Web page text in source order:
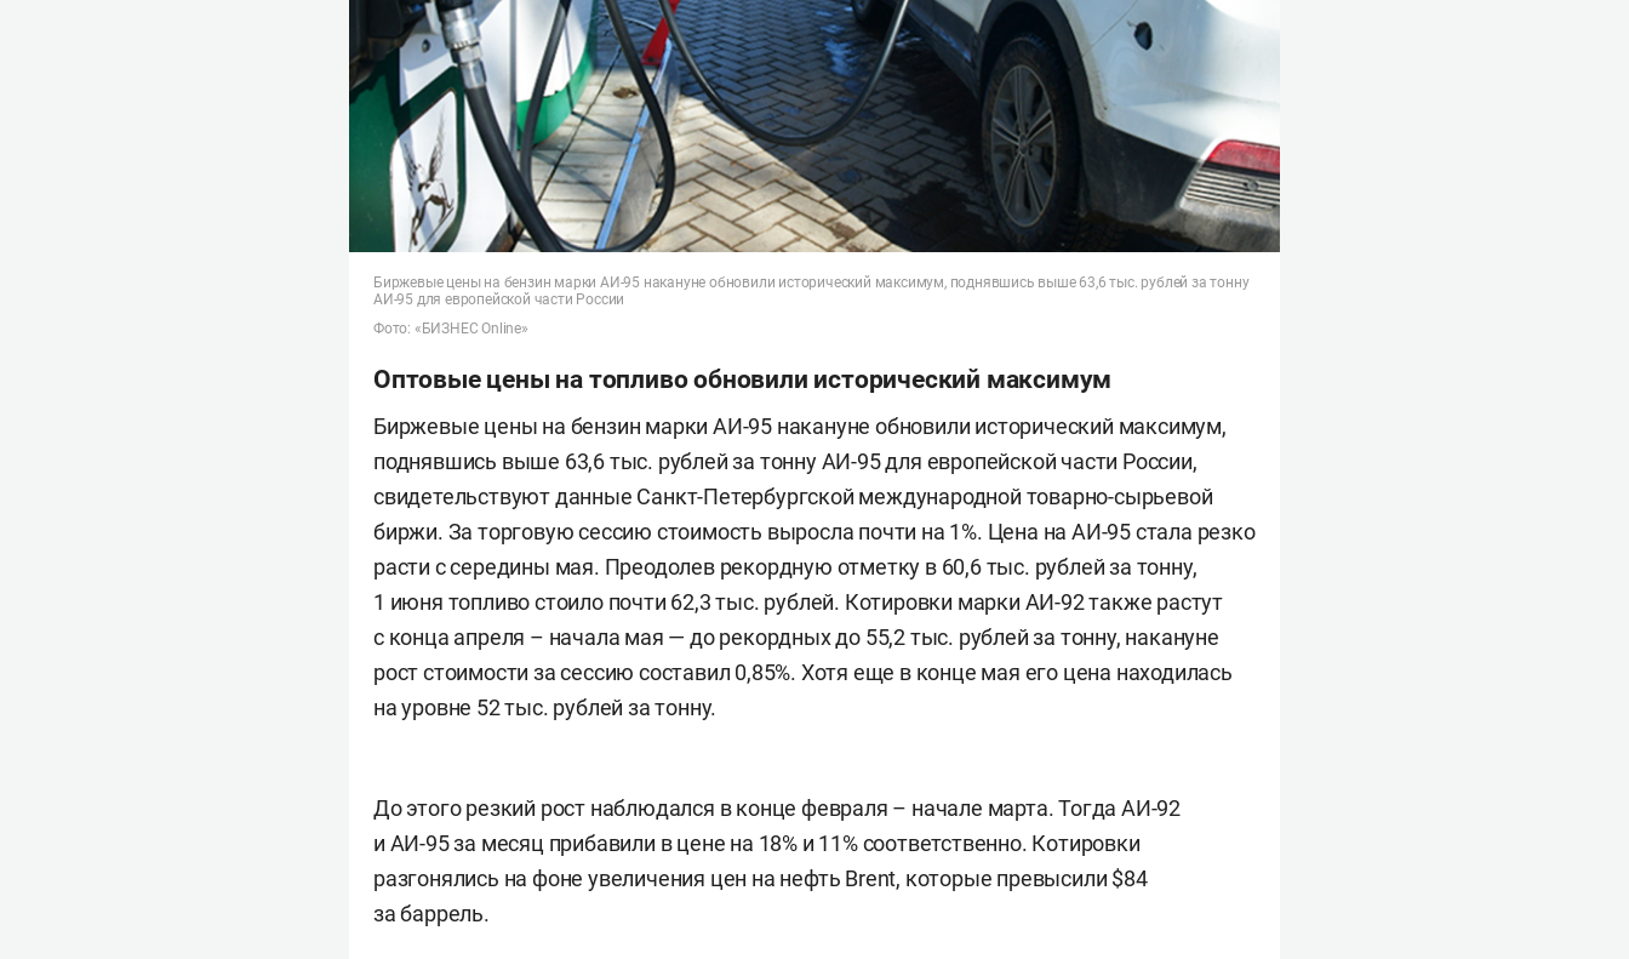
Биржевые цены на бензин марки АИ-95 накануне обновили исторический максимум, поднявшись выше 63,6 тыс. рублей за тонну
АИ-95 для европейской части России
Фото: «БИЗНЕС Online»
Оптовые цены на топливо обновили исторический максимум
Биржевые цены на бензин марки АИ-95 накануне обновили исторический максимум,
поднявшись выше 63,6 тыс. рублей за тонну АИ-95 для европейской части России,
свидетельствуют данные Санкт-Петербургской международной товарно-сырьевой
биржи. За торговую сессию стоимость выросла почти на 1%. Цена на АИ-95 стала резко
расти с середины мая. Преодолев рекордную отметку в 60,6 тыс. рублей за тонну,
1 июня топливо стоило почти 62,3 тыс. рублей. Котировки марки АИ-92 также растут
с конца апреля – начала мая — до рекордных до 55,2 тыс. рублей за тонну, накануне
рост стоимости за сессию составил 0,85%. Хотя еще в конце мая его цена находилась
на уровне 52 тыс. рублей за тонну.
До этого резкий рост наблюдался в конце февраля – начале марта. Тогда АИ-92
и АИ-95 за месяц прибавили в цене на 18% и 11% соответственно. Котировки
разгонялись на фоне увеличения цен на нефть Brent, которые превысили $84
за баррель.